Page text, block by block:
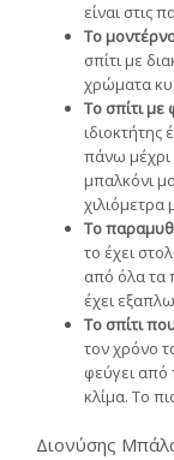
είναι στις
Το
σπίτι με
χρώματα
Το σπίτι με
ιδιοκτήτης
πάνω μέχρι
μπαλκόνι
χιλιόμετρα
Το
το έχει
από όλα τα
έχει
Το σπίτι
τον χρόνο
φεύγει από
κλίμα. Το
Διονύσης